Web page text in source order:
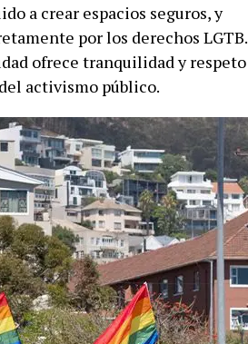
a crear espacios seguros, y
por los derechos
ofrece tranquilidad y
activismo público.